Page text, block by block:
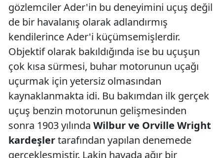
gözlemciler Ader'in bu deneyimini uçuş değil
de bir havalanış olarak adlandırmış
kendilerince Ader'i küçümsemişlerdir.
Objektif olarak bakıldığında ise bu uçuşun
çok kısa sürmesi, buhar motorunun uçağı
uçurmak için yetersiz olmasından
kaynaklanmakta idi. Bu bakımdan ilk gerçek
uçuş benzin motorunun gelişmesinden
sonra 1903 yılında Wilbur ve Orville Wright
kardeşlertarafından yapılan denemede
gerçekleşmiştir. Lakin havada ağır bir